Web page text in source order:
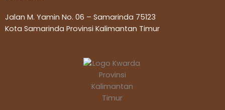
Jalan M. Yamin No. 06 – Samarinda 75123
Kota Samarinda Provinsi Kalimantan Timur